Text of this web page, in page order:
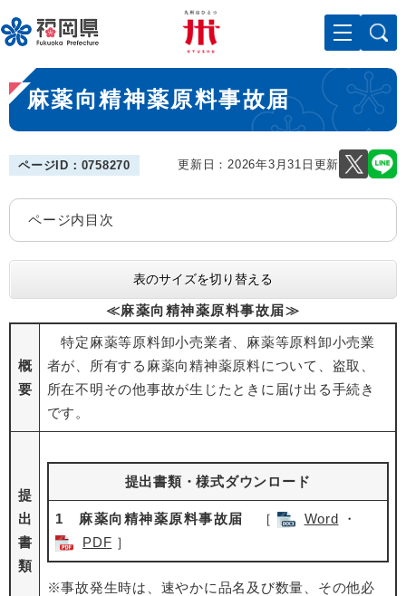
ー
ジ
先
頭
で
メニューを飛ばして本文へ
本
文
麻薬向精神薬原料事故届
ページID：0758270 更新日：2026年3月31日更新
ページ内目次
表のサイズを切り替える
≪麻薬向精神薬原料事故届≫
概
要
特定麻薬等原料卸小売業者、麻薬等原料卸小売業
者が、所有する麻薬向精神薬原料について、盗取、
所在不明その他事故が生じたときに届け出る手続き
です。
提
出
書
類
提出書類・様式ダウンロード
1 麻薬向精神薬原料事故届 ［ Word ・
PDF ］
※事故発生時は、速やかに品名及び数量、その他必